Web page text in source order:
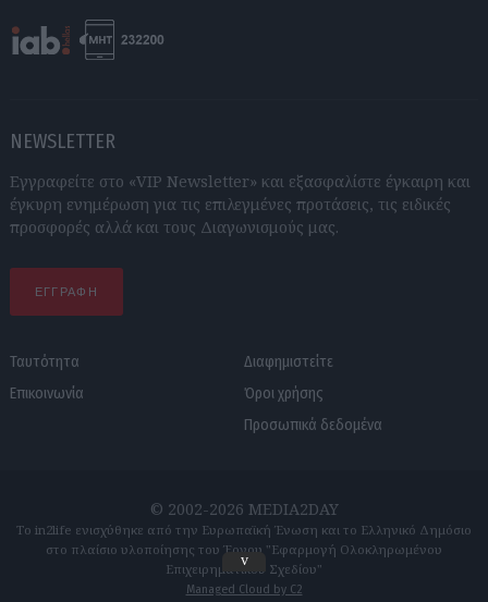
NEWSLETTER
Εγγραφείτε στο «VIP Newsletter» και εξασφαλίστε έγκαιρη και
έγκυρη ενημέρωση για τις επιλεγμένες προτάσεις, τις ειδικές
προσφορές αλλά και τους Διαγωνισμούς μας.
ΕΓΓΡΑΦΗ
Ταυτότητα
Επικοινωνία
Διαφημιστείτε
Όροι χρήσης
Προσωπικά δεδομένα
© 2002-2026 MEDIA2DAY
Το in2life ενισχύθηκε από την Ευρωπαϊκή Ένωση και το Ελληνικό Δημόσιο
στο πλαίσιο υλοποίησης του Έργου "Εφαρμογή Ολοκληρωμένου
Επιχειρηματικού Σχεδίου"
Managed Cloud by C2
v